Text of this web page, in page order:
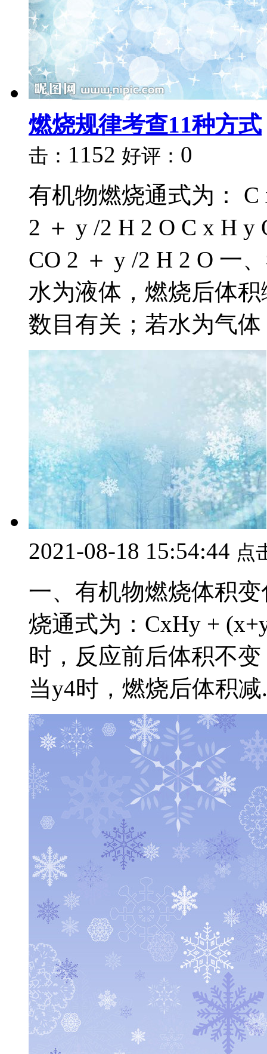
燃烧规律考查11种方式
击： 1152 好评： 0
有机物燃烧通式为： C
2 ＋ y /2 H 2 O C x H y
CO 2 ＋ y /2 H 2 O 一
水为液体，燃烧后体
数目有关；若水为气
2021-08-18 15:54:44 点
一、有机物燃烧体积
烧通式为：CxHy +
时，反应前后体积不
当y4时，燃烧后体积减